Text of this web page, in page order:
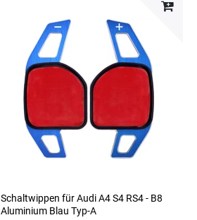
Schaltwippen für Audi A4 S4 RS4 - B8
Aluminium Blau Typ-A